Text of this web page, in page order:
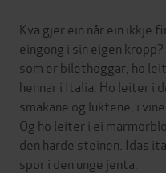
Kva gjer ein når ein ikkje
eingong i sin eigen
som er bilethoggar, ho
hennar i Italia. Ho leiter i
smakane og luktene, i
Og ho leiter i ei
den harde steinen. Idas
spor i den unge jenta.